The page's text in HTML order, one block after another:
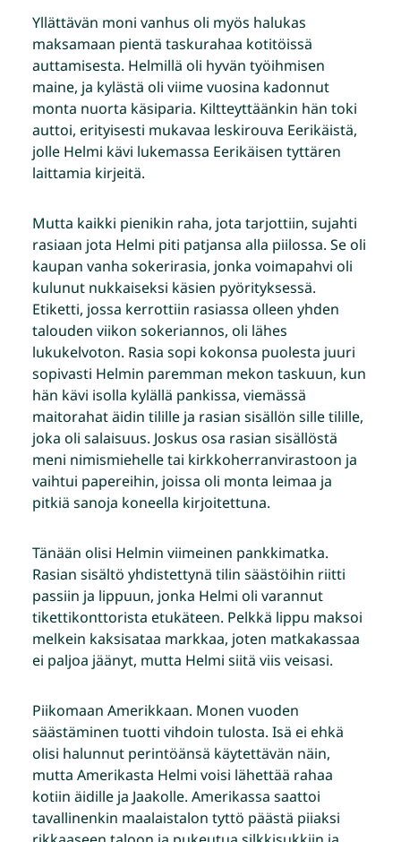
Yllättävän moni vanhus oli myös halukas
maksamaan pientä taskurahaa kotitöissä
auttamisesta. Helmillä oli hyvän työihmisen
maine, ja kylästä oli viime vuosina kadonnut
monta nuorta käsiparia. Kiltteyttäänkin hän toki
auttoi, erityisesti mukavaa leskirouva Eerikäistä,
jolle Helmi kävi lukemassa Eerikäisen tyttären
laittamia kirjeitä.
Mutta kaikki pienikin raha, jota tarjottiin, sujahti
rasiaan jota Helmi piti patjansa alla piilossa. Se oli
kaupan vanha sokerirasia, jonka voimapahvi oli
kulunut nukkaiseksi käsien pyörityksessä.
Etiketti, jossa kerrottiin rasiassa olleen yhden
talouden viikon sokeriannos, oli lähes
lukukelvoton. Rasia sopi kokonsa puolesta juuri
sopivasti Helmin paremman mekon taskuun, kun
hän kävi isolla kylällä pankissa, viemässä
maitorahat äidin tilille ja rasian sisällön sille tilille,
joka oli salaisuus. Joskus osa rasian sisällöstä
meni nimismiehelle tai kirkkoherranvirastoon ja
vaihtui papereihin, joissa oli monta leimaa ja
pitkiä sanoja koneella kirjoitettuna.
Tänään olisi Helmin viimeinen pankkimatka.
Rasian sisältö yhdistettynä tilin säästöihin riitti
passiin ja lippuun, jonka Helmi oli varannut
tikettikonttorista etukäteen. Pelkkä lippu maksoi
melkein kaksisataa markkaa, joten matkakassaa
ei paljoa jäänyt, mutta Helmi siitä viis veisasi.
Piikomaan Amerikkaan. Monen vuoden
säästäminen tuotti vihdoin tulosta. Isä ei ehkä
olisi halunnut perintöänsä käytettävän näin,
mutta Amerikasta Helmi voisi lähettää rahaa
kotiin äidille ja Jaakolle. Amerikassa saattoi
tavallinenkin maalaistalon tyttö päästä piiaksi